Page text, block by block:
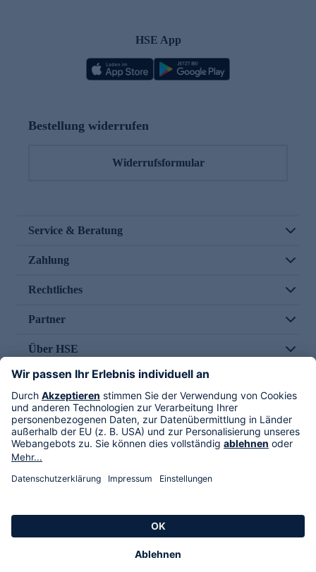
HSE App
Bestellung widerrufen
Widerrufsformular
Service & Beratung
Zahlung
Rechtliches
Partner
Über HSE
Im TV
HSE International